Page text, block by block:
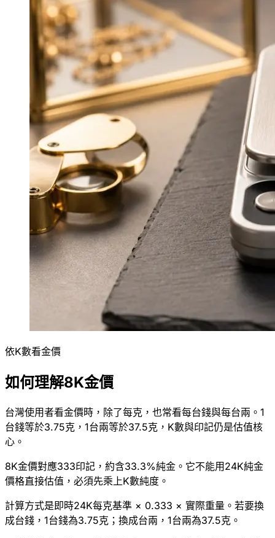
依K數看金價
如何理解8K金價
台灣使用者看金價時，除了每克，也常看每台錢與每台兩。1
台錢等於3.75克，1台兩等於37.5克，K數與印記仍是估值核
心。
8K金價對應333印記，約含33.3%純金。它不能用24K純金
價格直接估值，必須先乘上K數純度。
計算方式是即時24K每克基準 × 0.333 × 實際重量。若要換
成台錢，1台錢為3.75克；換成台兩，1台兩為37.5克。